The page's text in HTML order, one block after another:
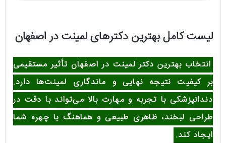
لیست کامل بهترین دکترهای لمینت در اصفهان
انتخاب بهترین دکتر لمینت در اصفهان تأثیر مستقیمی
بر کیفیت نتیجه نهایی و ماندگاری لمینت‌ها دارد.
دندانپزشکی با تجربه و مهارت بالا می‌تواند با دقت در
طراحی لبخند، ظاهری طبیعی و هماهنگ با چهره شما
ایجاد کند.